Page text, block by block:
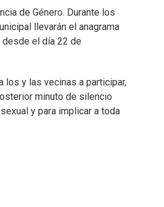
de Género. Durante los
llevarán el anagrama
desde el día 22 de
los y las vecinas a participar,
minuto de silencio
y para implicar a toda